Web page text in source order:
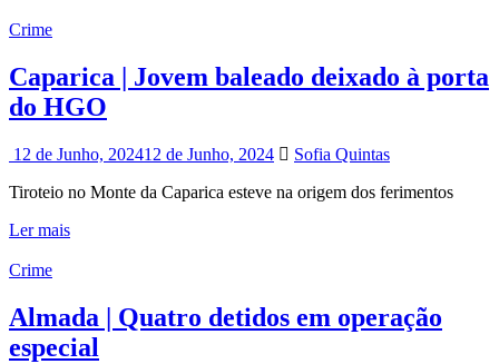
Crime
Caparica | Jovem baleado deixado à porta
do HGO
12 de Junho, 202412 de Junho, 2024
Sofia Quintas
Tiroteio no Monte da Caparica esteve na origem dos ferimentos
Ler mais
Crime
Almada | Quatro detidos em operação
especial